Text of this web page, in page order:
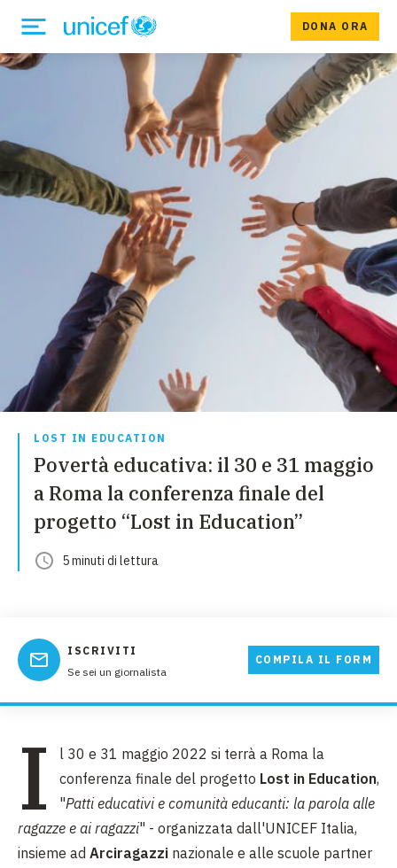
DONA ORA
LOST IN EDUCATION
Povertà educativa: il 30 e 31 maggio
a Roma la conferenza finale del
progetto “Lost in Education”
5minuti di lettura
ISCRIVITI
Se sei un giornalista
COMPILA IL FORM
I
l 30 e 31 maggio 2022 si terrà a Roma la
conferenza finale del progetto Lost in Education,
"Patti educativi e comunità educanti: la parola alle
ragazze e ai ragazzi" - organizzata dall'UNICEF Italia,
insieme ad Arciragazzi nazionale e alle scuole partner